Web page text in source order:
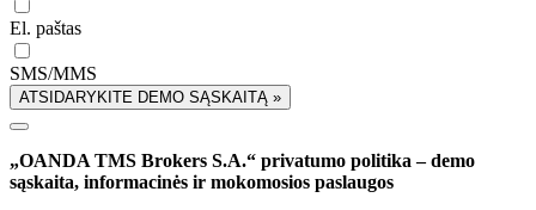
El. paštas
SMS/MMS
ATSIDARYKITE DEMO SĄSKAITĄ »
„OANDA TMS Brokers S.A.“ privatumo politika – demo
sąskaita, informacinės ir mokomosios paslaugos